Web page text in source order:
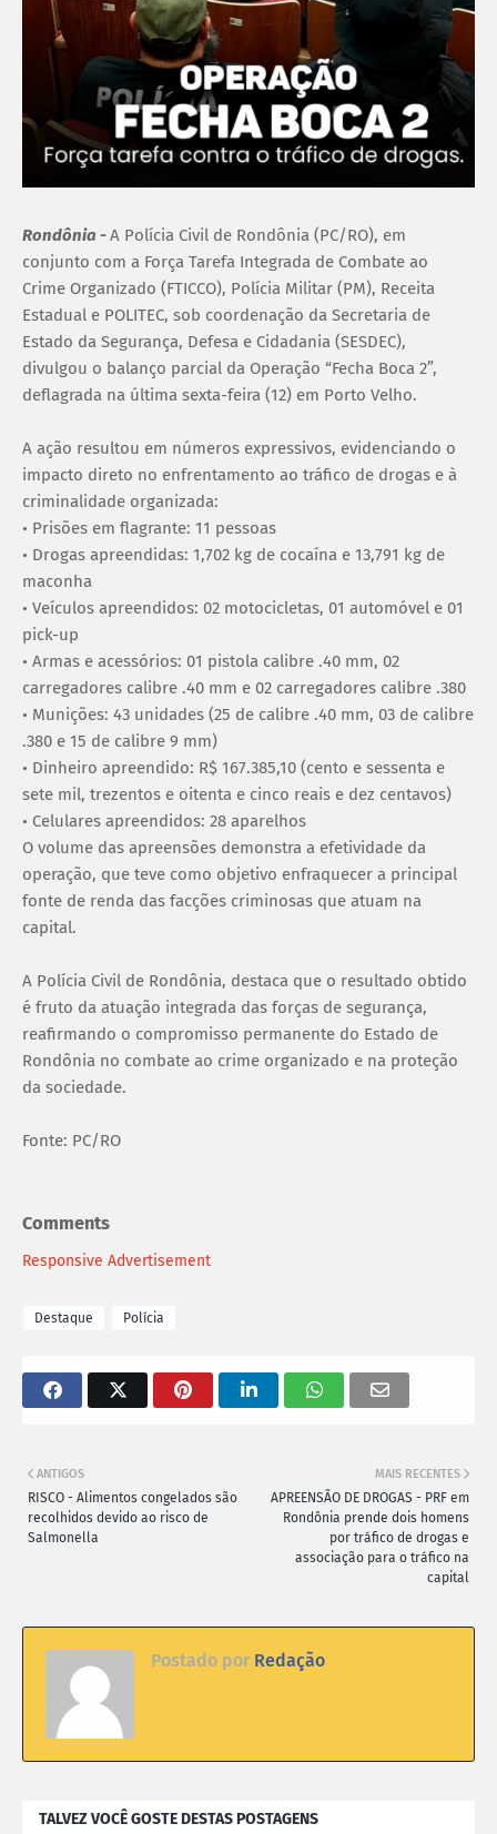
Rondônia -A Polícia Civil de Rondônia (PC/RO), em
conjunto com a Força Tarefa Integrada de Combate ao
Crime Organizado (FTICCO), Polícia Militar (PM), Receita
Estadual e POLITEC, sob coordenação da Secretaria de
Estado da Segurança, Defesa e Cidadania (SESDEC),
divulgou o balanço parcial da Operação “Fecha Boca 2”,
deflagrada na última sexta-feira (12) em Porto Velho.
A ação resultou em números expressivos, evidenciando o
impacto direto no enfrentamento ao tráfico de drogas e à
criminalidade organizada:
• Prisões em flagrante: 11 pessoas
• Drogas apreendidas: 1,702 kg de cocaína e 13,791 kg de
maconha
• Veículos apreendidos: 02 motocicletas, 01 automóvel e 01
pick-up
• Armas e acessórios: 01 pistola calibre .40 mm, 02
carregadores calibre .40 mm e 02 carregadores calibre .380
• Munições: 43 unidades (25 de calibre .40 mm, 03 de calibre
.380 e 15 de calibre 9 mm)
• Dinheiro apreendido: R$ 167.385,10 (cento e sessenta e
sete mil, trezentos e oitenta e cinco reais e dez centavos)
• Celulares apreendidos: 28 aparelhos
O volume das apreensões demonstra a efetividade da
operação, que teve como objetivo enfraquecer a principal
fonte de renda das facções criminosas que atuam na
capital.
A Polícia Civil de Rondônia, destaca que o resultado obtido
é fruto da atuação integrada das forças de segurança,
reafirmando o compromisso permanente do Estado de
Rondônia no combate ao crime organizado e na proteção
da sociedade.
Fonte: PC/RO
Comments
Responsive Advertisement
Destaque Polícia
MAIS RECENTES
APREENSÃO DE DROGAS - PRF em
Rondônia prende dois homens
por tráfico de drogas e
associação para o tráfico na
capital
ANTIGOS
RISCO - Alimentos congelados são
recolhidos devido ao risco de
Salmonella
Postado por Redação
TALVEZ VOCÊ GOSTE DESTAS POSTAGENS